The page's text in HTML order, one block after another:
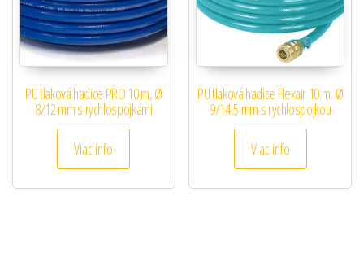
PU tlaková hadice PRO 10 m, Ø
8/12 mm s rychlospojkami
Viac info
PU tlaková hadice Flexair 10 m, Ø
9/14,5 mm s rychlospojkou
Viac info